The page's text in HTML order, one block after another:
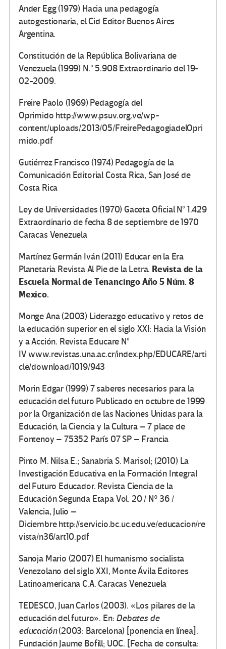
Ander Egg (1979) Hacia una pedagogía
autogestionaria, el Cid Editor Buenos Aires
Argentina.
Constitución de la República Bolivariana de
Venezuela (1999) N.° 5.908 Extraordinario del 19-
02-2009.
Freire Paolo (1969) Pedagogía del
Oprimido http://www.psuv.org.ve/wp-
content/uploads/2013/05/FreirePedagogiadelOpri
mido.pdf
Gutiérrez Francisco (1974) Pedagogía de la
Comunicación Editorial Costa Rica, San José de
Costa Rica
Ley de Universidades (1970) Gaceta Oficial N° 1.429
Extraordinario de fecha 8 de septiembre de 1970
Caracas Venezuela
Martínez Germán Iván (2011) Educar en la Era
Planetaria Revista Al Pie de la Letra. Revista de la
Escuela Normal de Tenancingo Año 5 Núm. 8
Mexico.
Monge Ana (2003) Liderazgo educativo y retos de
la educación superior en el siglo XXI: Hacia la Visión
y a Acción. Revista Educare N°
IV www.revistas.una.ac.cr/index.php/EDUCARE/arti
cle/download/1019/943
Morin Edgar (1999) 7 saberes necesarios para la
educación del futuro Publicado en octubre de 1999
por la Organización de las Naciones Unidas para la
Educación, la Ciencia y la Cultura – 7 place de
Fontenoy – 75352 París 07 SP – Francia
Pinto M. Nilsa E.; Sanabria S. Marisol; (2010) La
Investigación Educativa en la Formación Integral
del Futuro Educador. Revista Ciencia de la
Educación Segunda Etapa Vol. 20 / Nº 36 /
Valencia, Julio –
Diciembre http://servicio.bc.uc.edu.ve/educacion/re
vista/n36/art10.pdf
Sanoja Mario (2007) El humanismo socialista
Venezolano del siglo XXI, Monte Ávila Editores
Latinoamericana C.A. Caracas Venezuela
TEDESCO, Juan Carlos (2003). «Los pilares de la
educación del futuro». En: Debates de
educación(2003: Barcelona) [ponencia en línea].
Fundación Jaume Bofill; UOC. [Fecha de consulta: